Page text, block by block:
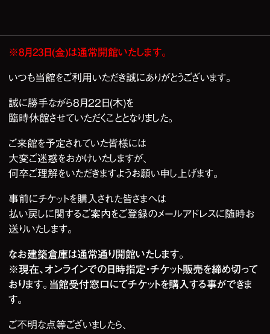
※8月23日(金)は通常開館いたします。
いつも当館をご利用いただき誠にありがとうございます。
誠に勝手ながら8月22日(木)を
臨時休館させていただくこととなりました。
ご来館を予定されていた皆様には
大変ご迷惑をおかけいたしますが、
何卒ご理解をいただきますようお願い申し上げます。
事前にチケットを購入された皆さまへは
払い戻しに関するご案内をご登録のメールアドレスに随時お
送りいたします。
なお建築倉庫は通常通り開館いたします。
※現在、オンラインでの日時指定・チケット販売を締め切って
おります。当館受付窓口にてチケットを購入する事ができま
す。
ご不明な点等ございましたら、